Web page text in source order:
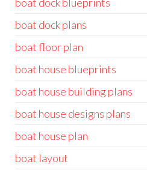
boat dock plans
boat floor plan
boat house blueprints
boat house building plans
boat house designs plans
boat house plan
boat layout